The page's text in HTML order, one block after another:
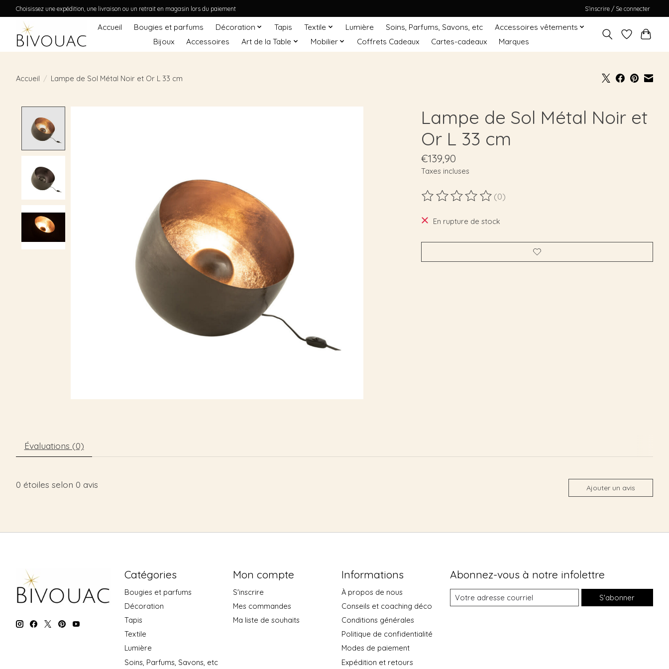
Choisissez une expédition, une livraison ou un retrait en magasin lors du paiement S’inscrire / Se connecter
Accueil Bougies et parfums Décoration Tapis Textile Lumière Soins, Parfums, Savons, etc
Accessoires vêtements
Bijoux
Accessoires Art de la Table Mobilier Coffrets Cadeaux Cartes-cadeaux Marques
Accueil / Lampe de Sol Métal Noir et Or L 33 cm
Lampe de Sol Métal Noir et
Or L 33 cm
€139,90
Taxes incluses
Ce produit est évalué à
(0)
En rupture de stock
Évaluations (0)
0 étoiles selon 0 avis Ajouter un avis
Catégories
Bougies et parfums
Décoration
Tapis
Textile
Lumière
Soins, Parfums, Savons, etc
Mon compte
S'inscrire
Mes commandes
Ma liste de souhaits
Informations
À propos de nous
Conseils et coaching déco
Conditions générales
Politique de confidentialité
Modes de paiement
Expédition et retours
Abonnez-vous à notre infolettre
S'abonner